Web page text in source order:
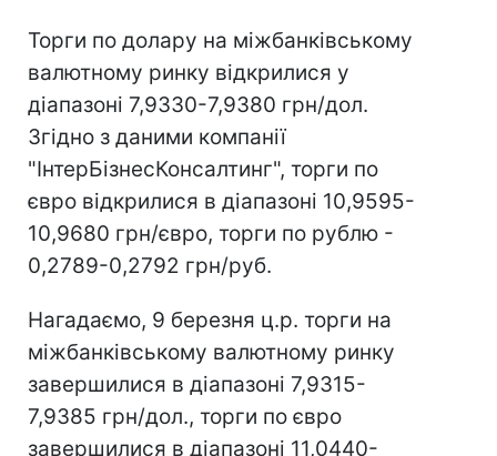
Торги по долару на міжбанківському
валютному ринку відкрилися у
діапазоні 7,9330-7,9380 грн/дол.
Згідно з даними компанії
"ІнтерБізнесКонсалтинг", торги по
євро відкрилися в діапазоні 10,9595-
10,9680 грн/євро, торги по рублю -
0,2789-0,2792 грн/руб.
Нагадаємо, 9 березня ц.р. торги на
міжбанківському валютному ринку
завершилися в діапазоні 7,9315-
7,9385 грн/дол., торги по євро
завершилися в діапазоні 11,0440-